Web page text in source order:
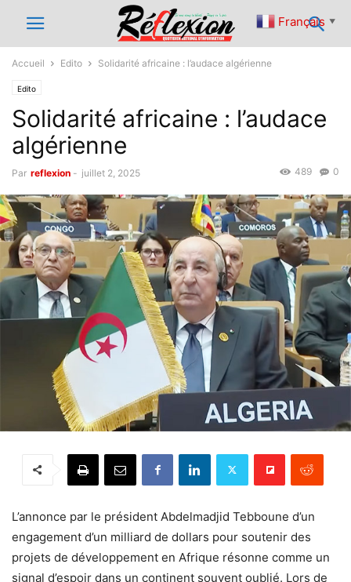
Accueil Edito Solidarité africaine : l’audace algérienne
Edito
Solidarité africaine : l’audace
algérienne
Par reflexion - juillet 2, 2025 0
489
L’annonce par le président Abdelmadjid Tebboune d’un
engagement d’un milliard de dollars pour soutenir des
projets de développement en Afrique résonne comme un
signal d’espoir dans un continent souvent oublié. Lors de
Français ▼